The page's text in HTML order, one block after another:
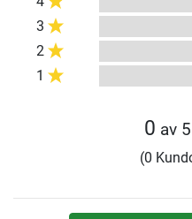
3
2
1
0 av
(0